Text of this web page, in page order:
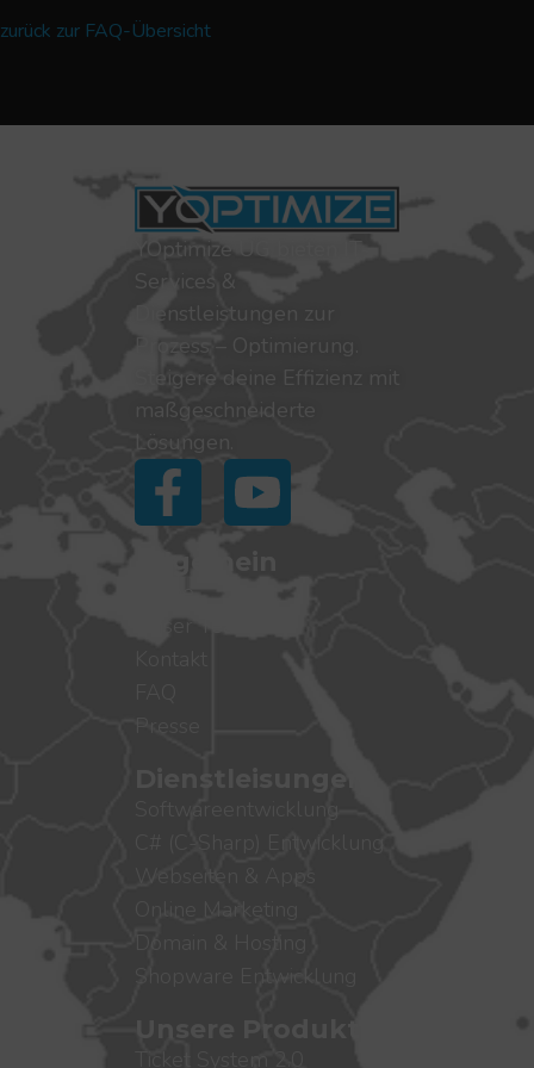
zurück zur FAQ-Übersicht
YOptimize UG bieten IT-
Services &
Dienstleistungen zur
Prozess – Optimierung.
Steigere deine Effizienz mit
maßgeschneiderte
Lösungen.